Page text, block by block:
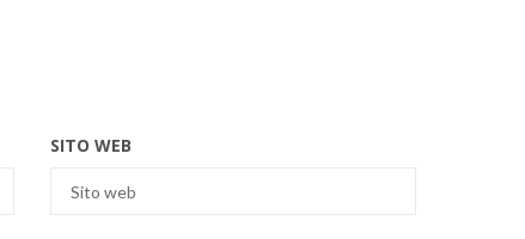
SITO WEB